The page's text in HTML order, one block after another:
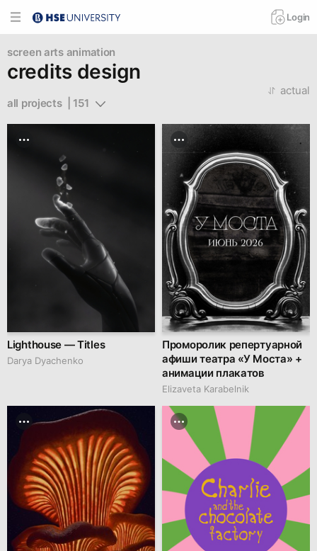
Login
screen arts animation
credits design
all projects  | 151
actual
Lighthouse — Titles
Darya Dyachenko
Проморолик репертуарной
афиши театра «У Моста» +
анимации плакатов
Elizaveta Karabelnik